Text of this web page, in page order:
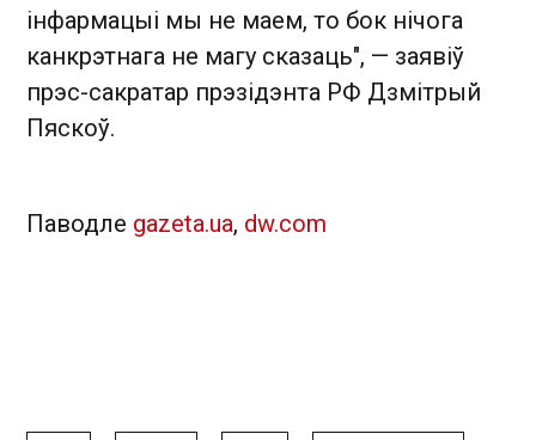
інфармацыі мы не маем, то бок нічога
канкрэтнага не магу сказаць", — заявіў
прэс-сакратар прэзідэнта РФ Дзмітрый
Пяскоў .
Паводле gazeta.ua, dw.com